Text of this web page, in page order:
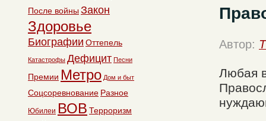
Автор:
Любая
После войны Закон
Здоровье
Биографии Оттепель
Катастрофы Дефицит Песни
Премии Метро Дом и быт
Соцсоревнование Разное
Юбилеи ВОВ Терроризм